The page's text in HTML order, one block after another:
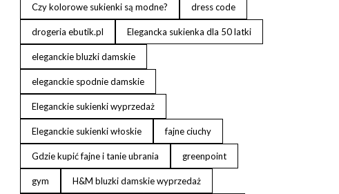
Czy kolorowe sukienki są modne? dress code
drogeria ebutik.pl Elegancka sukienka dla 50 latki
eleganckie bluzki damskie
eleganckie spodnie damskie
Eleganckie sukienki wyprzedaż
Eleganckie sukienki włoskie fajne ciuchy
Gdzie kupić fajne i tanie ubrania greenpoint
gym H&M bluzki damskie wyprzedaż